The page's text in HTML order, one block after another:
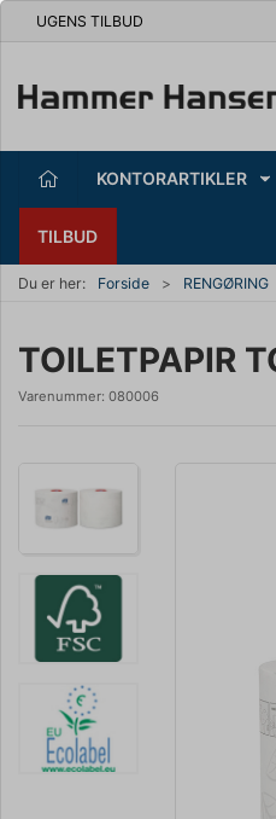
UGENS TILBUD
KONTORARTIKLER
TILBUD
Du er her: Forside RENGØRING
TOILETPAPIR
Varenummer: 080006